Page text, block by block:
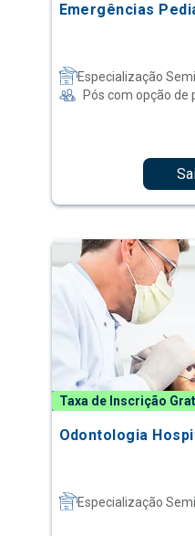
Emergências
Especialização
Pós com opção de
Taxa de Inscrição
Odontologia
Especialização